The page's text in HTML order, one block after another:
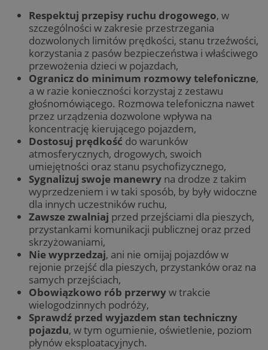
Respektuj przepisy ruchu drogowego, w
szczególności w zakresie przestrzegania
dozwolonych limitów prędkości, stanu trzeźwości,
korzystania z pasów bezpieczeństwa i właściwego
przewożenia dzieci w pojazdach,
Ogranicz do minimum rozmowy telefoniczne,
a w razie konieczności korzystaj z zestawu
głośnomówiącego. Rozmowa telefoniczna nawet
przez urządzenia dozwolone wpływa na
koncentrację kierującego pojazdem,
Dostosuj prędkość do warunków
atmosferycznych, drogowych, swoich
umiejętności oraz stanu psychofizycznego,
Sygnalizuj swoje manewry na drodze z takim
wyprzedzeniem i w taki sposób, by były widoczne
dla innych uczestników ruchu,
Zawsze zwalniaj przed przejściami dla pieszych,
przystankami komunikacji publicznej oraz przed
skrzyżowaniami,
Nie wyprzedzaj, ani nie omijaj pojazdów w
rejonie przejść dla pieszych, przystanków oraz na
samych przejściach,
Obowiązkowo rób przerwyw trakcie
wielogodzinnych podróży,
Sprawdź przed wyjazdem stan techniczny
pojazdu, w tym ogumienie, oświetlenie, poziom
płynów eksploatacyjnych.